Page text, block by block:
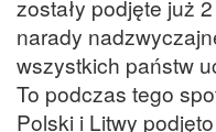
zostały podjęte już
narady
wszystkich państw
To podczas tego
Polski i Litwy